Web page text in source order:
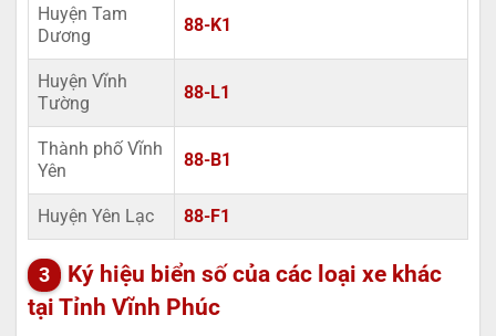
Huyện Tam
Dương
88-K1
Huyện Vĩnh
Tường
88-L1
Thành phố Vĩnh
Yên
88-B1
Huyện Yên Lạc 88-F1
Ký hiệu biển số của các loại xe khác
tại Tỉnh Vĩnh Phúc